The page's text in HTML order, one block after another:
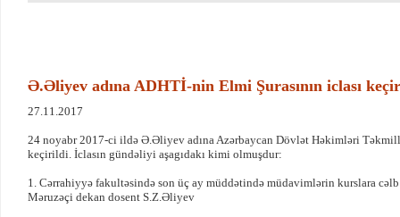
Ə.Əliyev adına ADHTİ-nin Elmi Şurasının iclası
27.11.2017
24 noyabr 2017-ci ildə Ə.Əliyev adına Azərbaycan Dövlət Həkimləri
keçirildi. İclasın gündəliyi aşagıdakı kimi olmuşdur:
1. Cərrahiyyə fakultəsində son üç ay müddətində müdavimlərin kurslara cəlb
Məruzəçi dekan dosent S.Z.Əliyev